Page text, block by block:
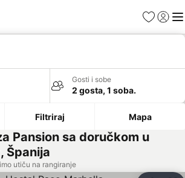
FavoritiPrijavi
Gosti i sobe
2 gosta, 1 soba.
Filtriraj Mapa
Pansion sa doručkom u
Španija
utiču na rangiranje